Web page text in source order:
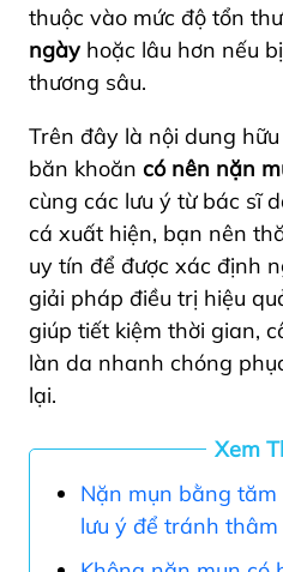
thuộc vào mức độ tổn
ngày hoặc lâu hơn nếu
thương sâu.
Trên đây là nội dung
băn khoăn có nên nặn
cùng các lưu ý từ bác sĩ
cá xuất hiện, bạn nên
uy tín để được xác định
giải pháp điều trị hiệu
giúp tiết kiệm thời gian,
làn da nhanh chóng
lại.
Xem
Nặn mụn bằng
lưu ý để tránh thâm